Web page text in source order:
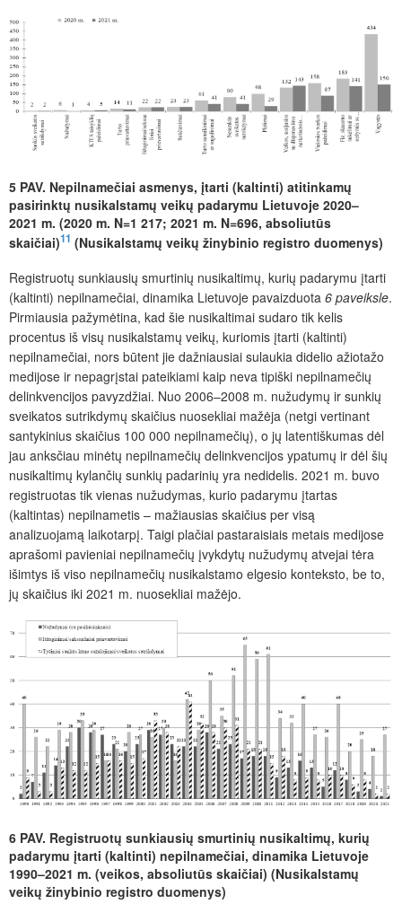
5 PAV. Nepilnamečiai asmenys, įtarti (kaltinti) atitinkamų
pasirinktų nusikalstamų veikų padarymu Lietuvoje 2020–
2021 m. (2020 m. N=1 217; 2021 m. N=696, absoliutūs
skaičiai)11 (Nusikalstamų veikų žinybinio registro duomenys)
Registruotų sunkiausių smurtinių nusikaltimų, kurių padarymu įtarti
(kaltinti) nepilnamečiai, dinamika Lietuvoje pavaizduota 6 paveiksle.
Pirmiausia pažymėtina, kad šie nusikaltimai sudaro tik kelis
procentus iš visų nusikalstamų veikų, kuriomis įtarti (kaltinti)
nepilnamečiai, nors būtent jie dažniausiai sulaukia didelio ažiotažo
medijose ir nepagrįstai pateikiami kaip neva tipiški nepilnamečių
delinkvencijos pavyzdžiai. Nuo 2006–2008 m. nužudymų ir sunkių
sveikatos sutrikdymų skaičius nuosekliai mažėja (netgi vertinant
santykinius skaičius 100 000 nepilnamečių), o jų latentiškumas dėl
jau anksčiau minėtų nepilnamečių delinkvencijos ypatumų ir dėl šių
nusikaltimų kylančių sunkių padarinių yra nedidelis. 2021 m. buvo
registruotas tik vienas nužudymas, kurio padarymu įtartas
(kaltintas) nepilnametis – mažiausias skaičius per visą
analizuojamą laikotarpį. Taigi plačiai pastaraisiais metais medijose
aprašomi pavieniai nepilnamečių įvykdytų nužudymų atvejai tėra
išimtys iš viso nepilnamečių nusikalstamo elgesio konteksto, be to,
jų skaičius iki 2021 m. nuosekliai mažėjo.
6 PAV. Registruotų sunkiausių smurtinių nusikaltimų, kurių
padarymu įtarti (kaltinti) nepilnamečiai, dinamika Lietuvoje
1990–2021 m. (veikos, absoliutūs skaičiai) (Nusikalstamų
veikų žinybinio registro duomenys)